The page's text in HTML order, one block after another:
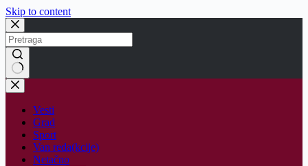
Skip to content
No
results
Vesti
Grad
Sport
Van reda(kcije)
Netačno